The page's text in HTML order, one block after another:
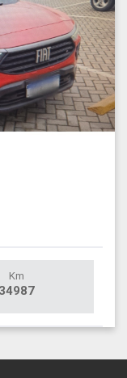
Km
34987